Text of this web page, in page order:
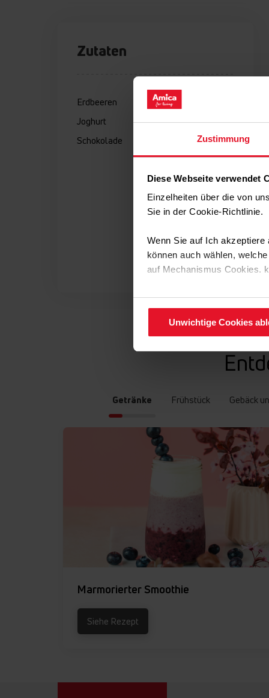
Zustimmung
Diese Webseite verwendet
Einzelheiten über die von
Sie in der Cookie-Richtlinie.
Wenn Sie auf Ich
können auch wählen,
auf Mechanismus Cookies.
Sie können Ihre Cookie-
Unwichtige Cookies
Zutaten
Erdbeeren
Joghurt
Schokolade
Getränke Frühstück Gebäck
Marmorierter Smoothie
Siehe Rezept